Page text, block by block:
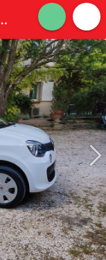
SCe 70 E6 Life